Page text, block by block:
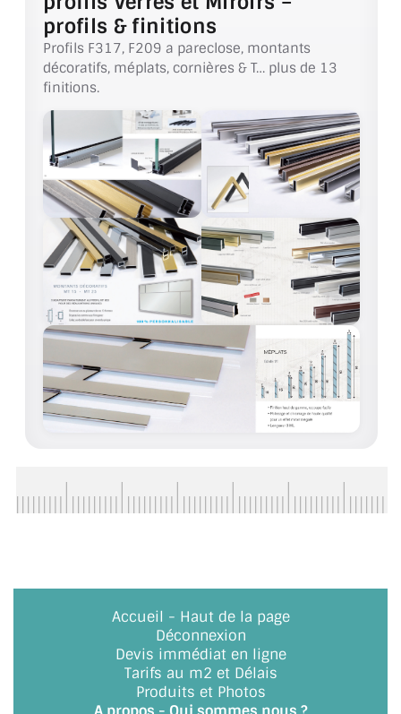
VERRE FEUILLETÉ/TREMPÉ
DALLE DE SOL EN VERRE
PORTE EN VERRE
GARDE CORPS EN VERRE
VERRIÈRE TYPE ATELIER
VERRES TEXTURÉS
PLEXIGLAS PMMA
DOUBLE VITRAGE
ACCESSOIRES & QUINCAILLERIE
CATALOGUE DE PROFILS ET FIXATION DU
VERRE
LES CHARNIÈRES DE PORTE EN VERRE
BOUTONS ET POIGNÉES
profils & finitions
Profils F317, F209 a pareclose, montants
décoratifs, méplats, cornières & T… plus de 13
finitions.
Accueil - Haut de la page
Déconnexion
Devis immédiat en ligne
Tarifs au m2 et Délais
Produits et Photos